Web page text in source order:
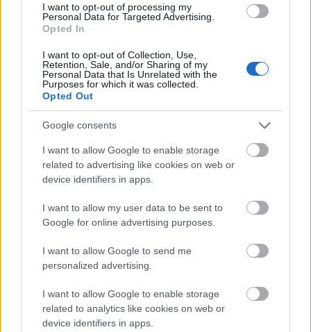
I want to opt-out of processing my
Personal Data for Targeted Advertising.
Opted In
I want to opt-out of Collection, Use,
Retention, Sale, and/or Sharing of my
Personal Data that Is Unrelated with the
Purposes for which it was collected.
Opted Out
Google consents
I want to allow Google to enable storage
related to advertising like cookies on web or
device identifiers in apps.
I want to allow my user data to be sent to
Google for online advertising purposes.
I want to allow Google to send me
personalized advertising.
I want to allow Google to enable storage
related to analytics like cookies on web or
device identifiers in apps.
οπότε πώς θα θέλατε να σας βλέπουν; Αποδεχτείτε
τον εαυτό σας και την εσωτερική μεταμόρφωση
που βιώνετε. Έχετε τόσα πολλά μπροστά σας.